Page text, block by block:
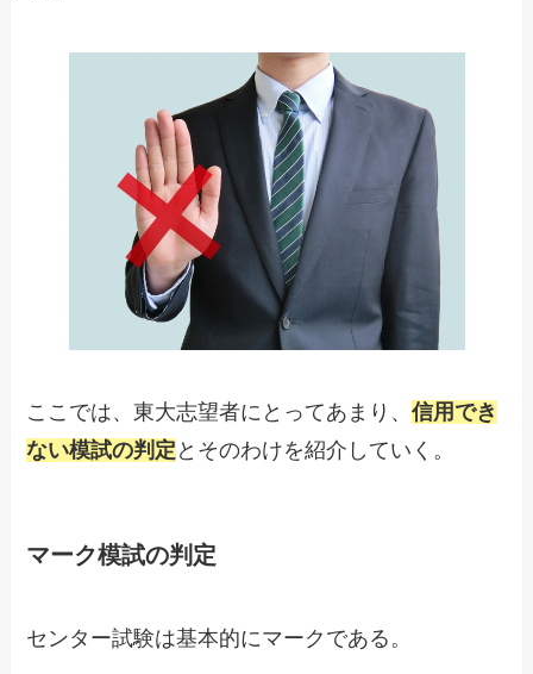
ここでは、東大志望者にとってあまり、信用でき
ない模試の判定 とそのわけを紹介していく。
マーク模試の判定
センター試験は基本的にマークである。